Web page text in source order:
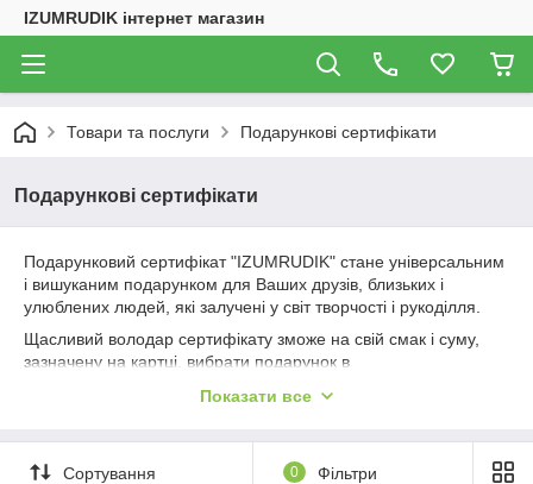
IZUMRUDIK інтернет магазин
Товари та послуги Подарункові сертифікати
Подарункові сертифікати
Подарунковий сертифікат "IZUMRUDIK" стане універсальним
і вишуканим подарунком для Ваших друзів, близьких і
улюблених людей, які залучені у світ творчості і рукоділля.
Щасливий володар сертифікату зможе на свій смак і суму,
зазначену на картці, вибрати подарунок в
зазначену в сертифікаті, доплата здійснюється платіжною
Термін дії сертифіката - 6 місяців з дня покупки.
Показати все
Сортування 0 Фільтри